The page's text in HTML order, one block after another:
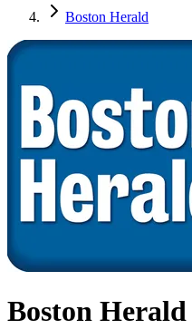
Boston Herald
Boston Herald